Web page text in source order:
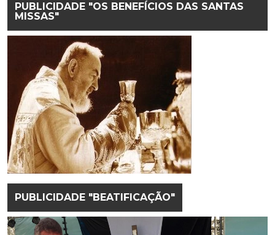
PUBLICIDADE "OS BENEFÍCIOS DAS SANTAS
MISSAS"
PUBLICIDADE "BEATIFICAÇÃO"